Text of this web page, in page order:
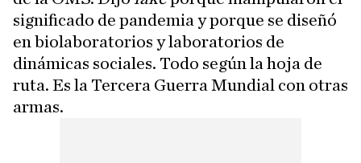
significado de pandemia y porque se diseñó
en biolaboratorios y laboratorios de
dinámicas sociales. Todo según la hoja de
ruta. Es la Tercera Guerra Mundial con otras
armas.